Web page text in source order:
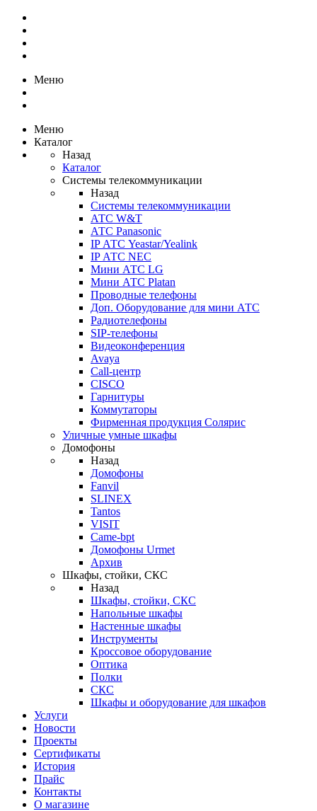
Меню
Меню
Каталог
Назад
Каталог
Системы телекоммуникации
Назад
Системы телекоммуникации
АТС W&T
АТС Panasonic
IP АТС Yeastar/Yealink
IP АТС NEC
Мини АТС LG
Мини АТС Platan
Проводные телефоны
Доп. Оборудование для мини АТС
Радиотелефоны
SIP-телефоны
Видеоконференция
Avaya
Call-центр
CISCO
Гарнитуры
Коммутаторы
Фирменная продукция Солярис
Уличные умные шкафы
Домофоны
Назад
Домофоны
Fanvil
SLINEX
Tantos
VISIT
Came-bpt
Домофоны Urmet
Архив
Шкафы, стойки, СКС
Назад
Шкафы, стойки, СКС
Напольные шкафы
Настенные шкафы
Инструменты
Кроссовое оборудование
Оптика
Полки
СКС
Шкафы и оборудование для шкафов
Услуги
Новости
Проекты
Сертификаты
История
Прайс
Контакты
О магазине